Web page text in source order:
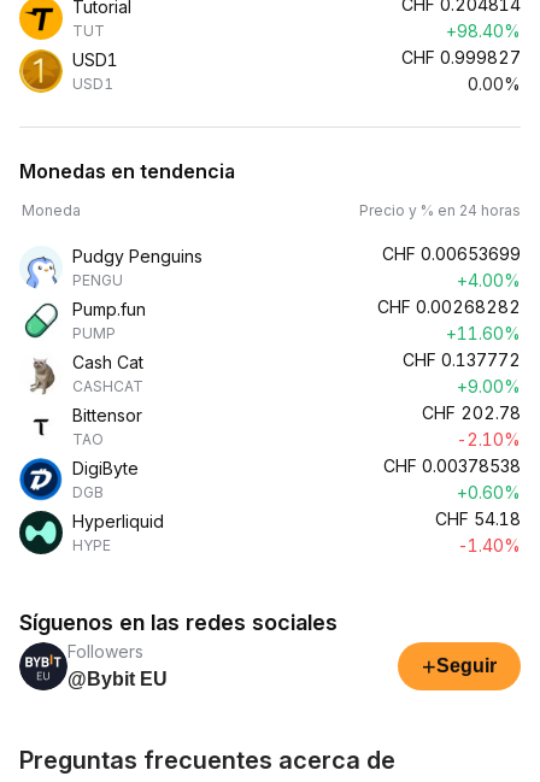
Tutorial
TUT
CHF 0.204814
+98.40%
USD1
USD1
CHF 0.999827
0.00%
Monedas en tendencia
Moneda Precio y % en 24 horas
Pudgy Penguins
PENGU
CHF 0.00653699
+4.00%
Pump.fun
PUMP
CHF 0.00268282
+11.60%
Cash Cat
CASHCAT
CHF 0.137772
+9.00%
Bittensor
TAO
CHF 202.78
-2.10%
DigiByte
DGB
CHF 0.00378538
+0.60%
Hyperliquid
HYPE
CHF 54.18
-1.40%
Síguenos en las redes sociales
Followers
@Bybit EU
+Seguir
Preguntas frecuentes acerca de